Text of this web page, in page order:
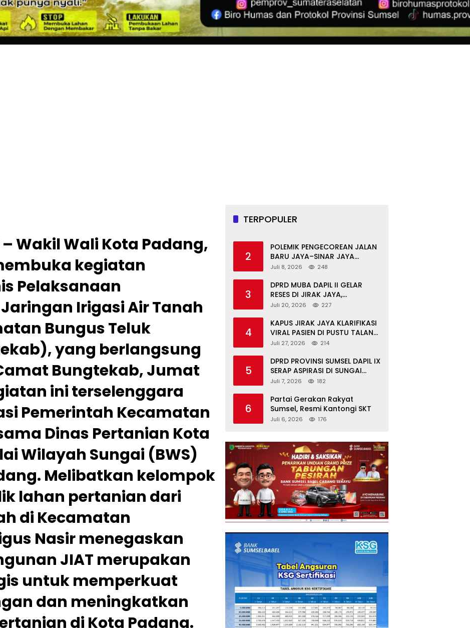
– Wakil Wali Kota Padang,
kegiatan
Pelaksanaan
Irigasi Air Tanah
Bungus Teluk
yang berlangsung
Bungtekab, Jumat
ini terselenggara
Pemerintah Kecamatan
Dinas Pertanian Kota
Wilayah Sungai (BWS)
Melibatkan kelompok
lahan pertanian dari
di Kecamatan
Nasir menegaskan
JIAT merupakan
untuk memperkuat
dan meningkatkan
di Kota Padang.
TERPOPULER
2
POLEMIK PENGECOREAN JALAN
BARU JAYA–SINAR JAYA
BERAKHIR DAMAI, WARGA
FORKOPIMCAM DAN DPRD
MUBA
Juli 8, 2026 248
3
DPRD MUBA DAPIL II GELAR
RESES DI JIRAK JAYA,
SERAHKAN BANTOR DAN
TPS 3R
Juli 20, 2026 227
4
KAPUS JIRAK JAYA KLARIFIKASI
VIRAL PASIEN DI PUSTU TALANG
MANDUNG: ITU MISKOMUNIKASI
Juli 27, 2026 214
5
DPRD PROVINSI SUMSEL DAPIL IX
SERAP ASPIRASI DI SUNGAI
KERUH: KADES & TOKOH DESAK
EKONOMI
Juli 7, 2026 182
6
Partai Gerakan Rakyat
Sumsel, Resmi Kantongi SKT
Juli 6, 2026 176